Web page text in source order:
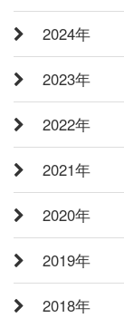
2024年
2023年
2022年
2021年
2020年
2019年
2018年